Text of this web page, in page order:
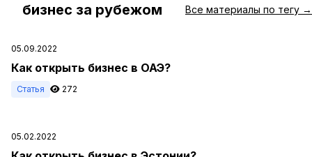
бизнес за рубежом Все материалы по тегу →
05.09.2022
Как открыть бизнес в ОАЭ?
Статья 272
05.02.2022